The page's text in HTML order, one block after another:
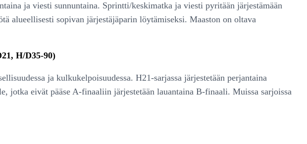
ja viesti sunnuntaina. Sprintti/keskimatka ja viesti pyritään järjestämään
alueellisesti sopivan järjestäjäparin löytämiseksi. Maaston on oltava
H/D35-90)
ja kulkukelpoisuudessa. H21-sarjassa järjestetään perjantaina
jotka eivät pääse A-finaaliin järjestetään lauantaina B-finaali. Muissa sarjoissa